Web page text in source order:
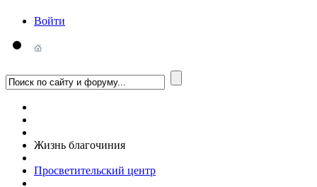
Войти
Жизнь благочиния
Просветительский центр